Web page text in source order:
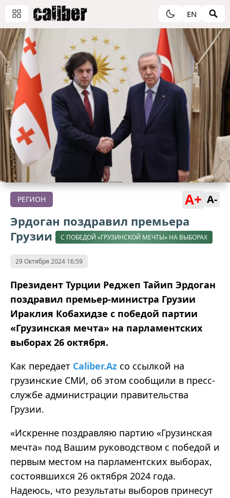
EN
РЕГИОН A+ A-
Эрдоган поздравил премьера
Грузии
С ПОБЕДОЙ «ГРУЗИНСКОЙ МЕЧТЫ» НА ВЫБОРАХ
29 Октября 2024 16:59
Президент Турции Реджеп Тайип Эрдоган
поздравил премьер-министра Грузии
Ираклия Кобахидзе с победой партии
«Грузинская мечта» на парламентских
выборах 26 октября.
Как передает Caliber.Az со ссылкой на
грузинские СМИ, об этом сообщили в пресс-
службе администрации правительства
Грузии.
«Искренне поздравляю партию «Грузинская
мечта» под Вашим руководством с победой и
первым местом на парламентских выборах,
состоявшихся 26 октября 2024 года.
Надеюсь, что результаты выборов принесут